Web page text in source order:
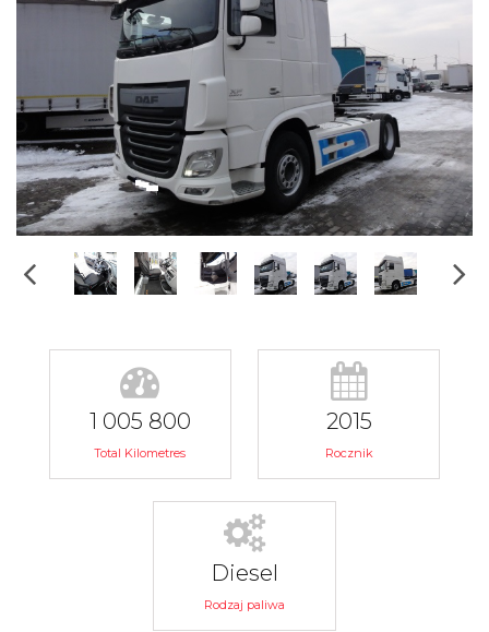
1 005 800
Total Kilometres
2015
Rocznik
Diesel
Rodzaj paliwa